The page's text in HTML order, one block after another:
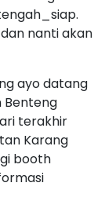
nanti akan
ayo datang
Benteng
terakhir
Karang
booth